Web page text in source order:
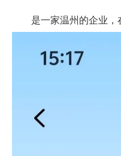
是一家温州的企业